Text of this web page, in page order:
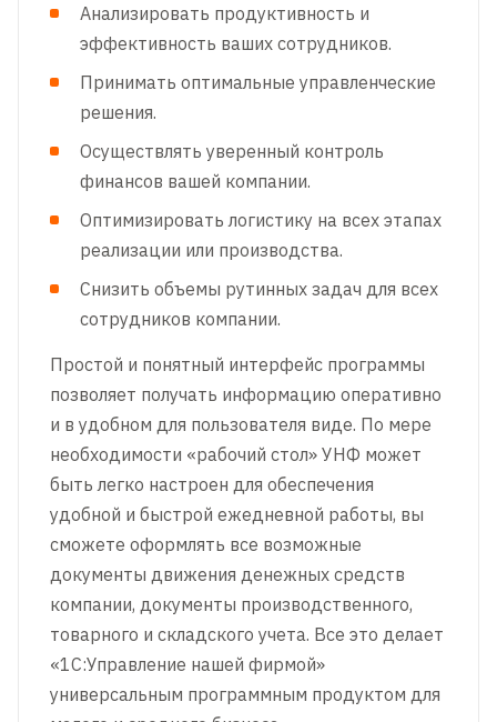
Анализировать продуктивность и
эффективность ваших сотрудников.
Принимать оптимальные управленческие
решения.
Осуществлять уверенный контроль
финансов вашей компании.
Оптимизировать логистику на всех этапах
реализации или производства.
Снизить объемы рутинных задач для всех
сотрудников компании.
Простой и понятный интерфейс программы
позволяет получать информацию оперативно
и в удобном для пользователя виде. По мере
необходимости «рабочий стол» УНФ может
быть легко настроен для обеспечения
удобной и быстрой ежедневной работы, вы
сможете оформлять все возможные
документы движения денежных средств
компании, документы производственного,
товарного и складского учета. Все это делает
«1С:Управление нашей фирмой»
универсальным программным продуктом для